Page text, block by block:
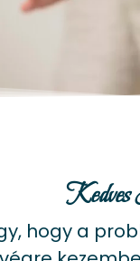
Kedves
hogy a